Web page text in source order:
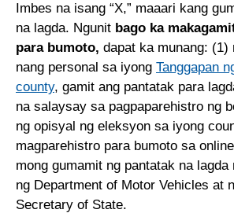
Imbes na isang “X,” maaari kang
na lagda. Ngunit bago ka
para bumoto, dapat ka munang: (1)
nang personal sa iyong Tanggapan
county, gamit ang pantatak para
na salaysay sa pagpaparehistro ng
ng opisyal ng eleksyon sa iyong
magparehistro para bumoto sa
mong gumamit ng pantatak na lagda
ng Department of Motor Vehicles at
Secretary of State.